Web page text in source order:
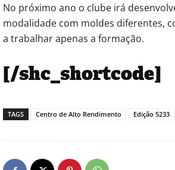
No próximo ano o clube irá
modalidade com moldes diferentes,
a trabalhar apenas a formação.
[/shc_shortcode]
TAGS Centro de Alto Rendimento Edição 5233